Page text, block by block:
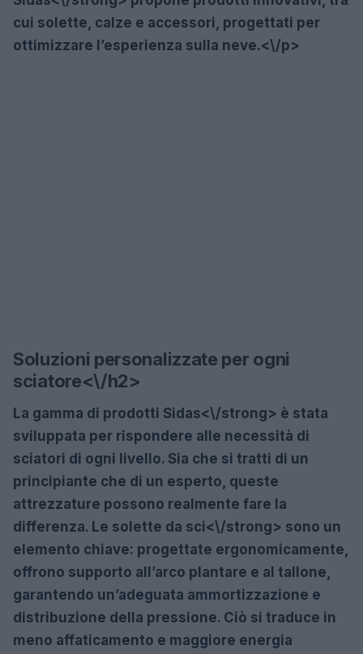
cui solette, calze e accessori, progettati per
ottimizzare l’esperienza sulla neve.<\/p>
Soluzioni personalizzate per ogni
sciatore<\/h2>
La gamma di prodotti Sidas<\/strong> è stata
sviluppata per rispondere alle necessità di
sciatori di ogni livello. Sia che si tratti di un
principiante che di un esperto, queste
attrezzature possono realmente fare la
differenza. Le solette da sci<\/strong> sono un
elemento chiave: progettate ergonomicamente,
offrono supporto all’arco plantare e al tallone,
garantendo un’adeguata ammortizzazione e
distribuzione della pressione. Ciò si traduce in
meno affaticamento e maggiore energia